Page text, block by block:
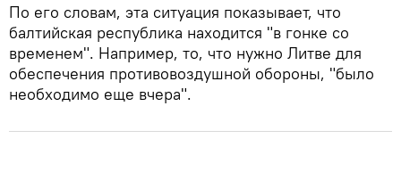
По его словам, эта ситуация показывает, что
балтийская республика находится "в гонке со
временем". Например, то, что нужно Литве для
обеспечения противовоздушной обороны, "было
необходимо еще вчера".